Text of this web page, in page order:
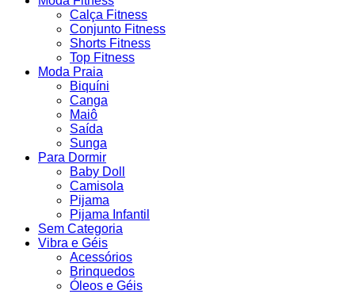
Calça Fitness
Conjunto Fitness
Shorts Fitness
Top Fitness
Moda Praia
Biquíni
Canga
Maiô
Saída
Sunga
Para Dormir
Baby Doll
Camisola
Pijama
Pijama Infantil
Sem Categoria
Vibra e Géis
Acessórios
Brinquedos
Óleos e Géis